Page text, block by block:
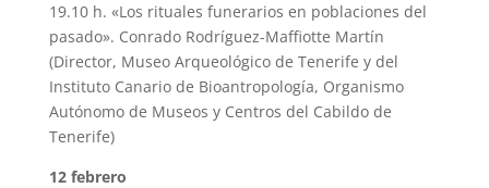
19.10 h. «Los rituales funerarios en poblaciones del
pasado». Conrado Rodríguez-Maffiotte Martín
(Director, Museo Arqueológico de Tenerife y del
Instituto Canario de Bioantropología, Organismo
Autónomo de Museos y Centros del Cabildo de
Tenerife)
12 febrero